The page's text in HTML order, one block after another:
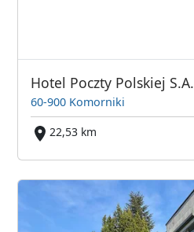
Hotel Poczty Polskiej S.A.
60-900 Komorniki
22,53 km